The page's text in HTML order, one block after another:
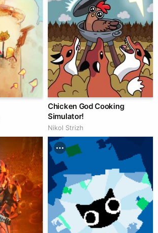
Chicken God Cooking
Simulator!
Nikol Strizh